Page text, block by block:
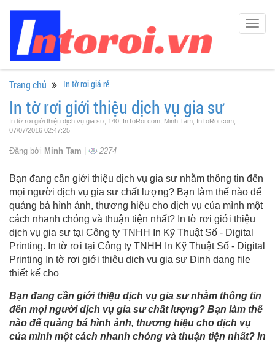
Trang chủ In tờ rơi giá rẻ
In tờ rơi giới thiệu dịch vụ gia sư
In tờ rơi giới thiệu dịch vụ gia sư, 140, InToRoi.com, Minh Tam, InToRoi.com,
07/07/2016 02:47:25
Đăng bởi Minh Tam 2274
Bạn đang cần giới thiệu dịch vụ gia sư nhằm thông tin đến
mọi người dịch vụ gia sư chất lượng? Bạn làm thế nào để
quảng bá hình ảnh, thương hiệu cho dịch vụ của mình một
cách nhanh chóng và thuận tiện nhất? In tờ rơi giới thiệu
dịch vụ gia sư tại Công ty TNHH In Kỹ Thuật Số - Digital
Printing. In tờ rơi tại Công ty TNHH In Kỹ Thuật Số - Digital
Printing In tờ rơi giới thiệu dịch vụ gia sư Định dạng file
thiết kế cho
Bạn đang cần giới thiệu dịch vụ gia sư nhằm thông tin
đến mọi người dịch vụ gia sư chất lượng? Bạn làm thế
nào để quảng bá hình ảnh, thương hiệu cho dịch vụ
của mình một cách nhanh chóng và thuận tiện nhất? In